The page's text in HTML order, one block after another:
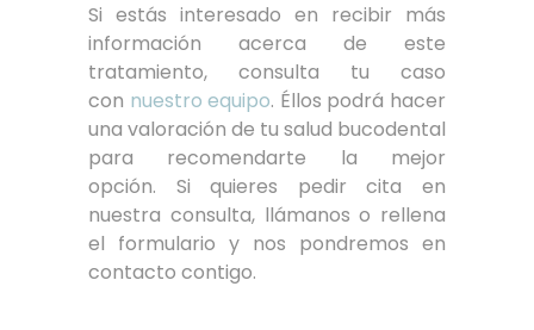
Si estás interesado en recibir más
información acerca de este
tratamiento, consulta tu caso
con nuestro equipo. Éllos podrá hacer
una valoración de tu salud bucodental
para recomendarte la mejor
opción. Si quieres pedir cita en
nuestra consulta, llámanos o rellena
el formulario y nos pondremos en
contacto contigo.